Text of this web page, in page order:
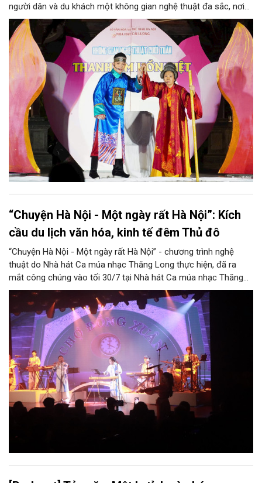
người dân và du khách một không gian nghệ thuật đa sắc, nơi
những làn điệu cải lương, ca cổ, tân cổ và các tiết mục múa
hòa quyện trong không gian của phố đi bộ hồ Hoàn Kiếm. Đặc
biệt, chương trình có sự giao lưu của các nghệ sĩ đến từ
phương Nam, góp phần tạo nên cuộc gặp gỡ nghệ thuật giàu
cảm xúc.
“Chuyện Hà Nội - Một ngày rất Hà Nội”: Kích
cầu du lịch văn hóa, kinh tế đêm Thủ đô
“Chuyện Hà Nội - Một ngày rất Hà Nội” - chương trình nghệ
thuật do Nhà hát Ca múa nhạc Thăng Long thực hiện, đã ra
mắt công chúng vào tối 30/7 tại Nhà hát Ca múa nhạc Thăng
Long (số 31 - 33 phố Lương Văn Can, phường Hoàn Kiếm).